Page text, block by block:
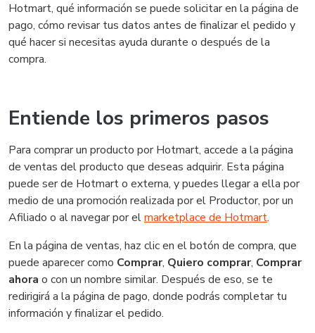
Hotmart, qué información se puede solicitar en la página de
pago, cómo revisar tus datos antes de finalizar el pedido y
qué hacer si necesitas ayuda durante o después de la
compra.
Entiende los primeros pasos
Para comprar un producto por Hotmart, accede a la página
de ventas del producto que deseas adquirir. Esta página
puede ser de Hotmart o externa, y puedes llegar a ella por
medio de una promoción realizada por el Productor, por un
Afiliado o al navegar por elmarketplace de Hotmart.
En la página de ventas, haz clic en el botón de compra, que
puede aparecer como Comprar, Quiero comprar, Comprar
ahora o con un nombre similar. Después de eso, se te
redirigirá a la página de pago, donde podrás completar tu
información y finalizar el pedido.